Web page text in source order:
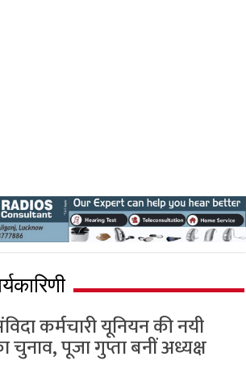
कर्मचारी यूनियन की नयी
चुनाव, पूजा गुप्ता बनीं अध्यक्ष